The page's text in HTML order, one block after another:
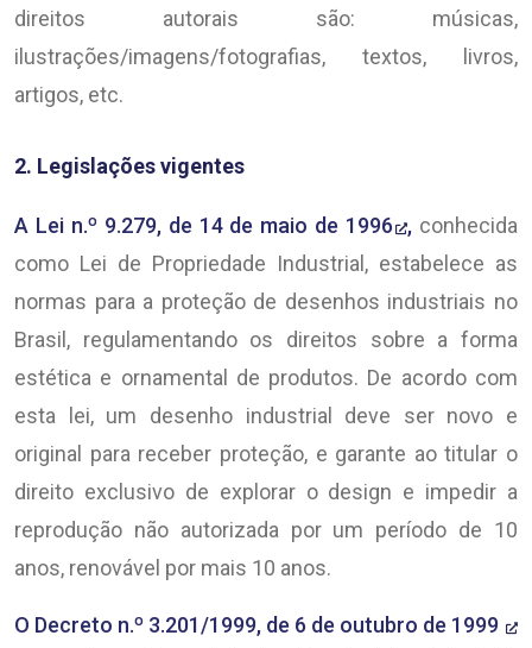
direitos autorais são: músicas,
ilustrações/imagens/fotografias, textos, livros,
artigos, etc.
2. Legislações vigentes
A Lei n.º 9.279, de 14 de maio de 1996 , conhecida
como Lei de Propriedade Industrial, estabelece as
normas para a proteção de desenhos industriais no
Brasil, regulamentando os direitos sobre a forma
estética e ornamental de produtos. De acordo com
esta lei, um desenho industrial deve ser novo e
original para receber proteção, e garante ao titular o
direito exclusivo de explorar o design e impedir a
reprodução não autorizada por um período de 10
anos, renovável por mais 10 anos.
O Decreto n.º 3.201/1999, de 6 de outubro de 1999